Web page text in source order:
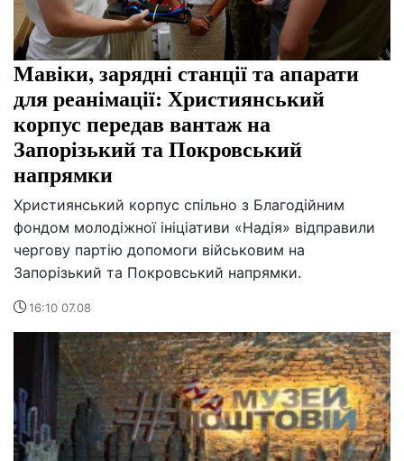
Мавіки, зарядні станції та апарати
для реанімації: Християнський
корпус передав вантаж на
Запорізький та Покровський
напрямки
Християнський корпус спільно з Благодійним
фондом молодіжної ініціативи «Надія» відправили
чергову партію допомоги військовим на
Запорізький та Покровський напрямки.
16:10 07.08